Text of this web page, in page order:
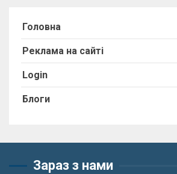
Головна
Реклама на сайті
Login
Блоги
Зараз з нами